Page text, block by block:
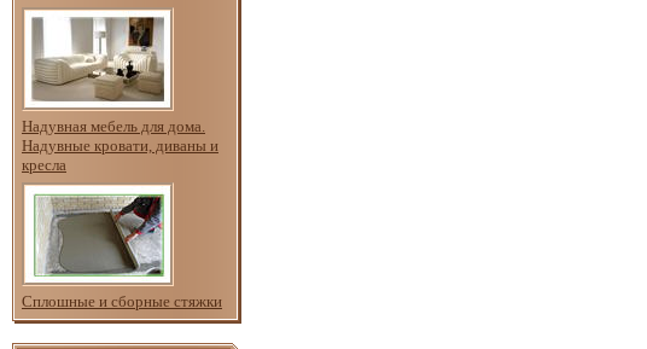
Надувная мебель для дома.
Надувные кровати, диваны и
кресла
Сплошные и сборные стяжки